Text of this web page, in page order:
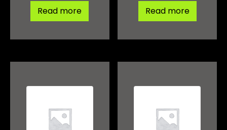
Read more Read more